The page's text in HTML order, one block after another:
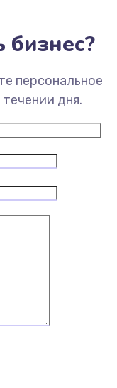
бизнес?
персональное
дня.